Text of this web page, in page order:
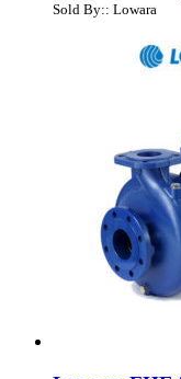
Sold By:: Lowara